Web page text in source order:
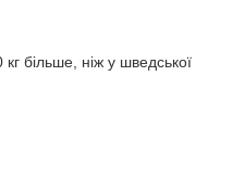
більше, ніж у шведської